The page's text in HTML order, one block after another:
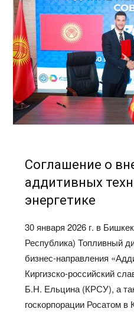
Соглашение о
аддитивных
энергетике
30 января 2026 г. в
Республика) Топливный
бизнес-направления
Киргизско-российский
Б.Н. Ельцина (КРСУ), а
госкорпорации Росатом в